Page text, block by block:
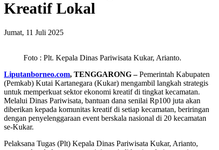
Kreatif Lokal
Jumat, 11 Juli 2025
Foto : Plt. Kepala Dinas Pariwisata Kukar, Arianto.
Liputanborneo.com, TENGGARONG –Pemerintah Kabupaten
(Pemkab) Kutai Kartanegara (Kukar) mengambil langkah strategis
untuk memperkuat sektor ekonomi kreatif di tingkat kecamatan.
Melalui Dinas Pariwisata, bantuan dana senilai Rp100 juta akan
diberikan kepada komunitas kreatif di setiap kecamatan, beriringan
dengan penyelenggaraan event berskala nasional di 20 kecamatan
se-Kukar.
Pelaksana Tugas (Plt) Kepala Dinas Pariwisata Kukar, Arianto,